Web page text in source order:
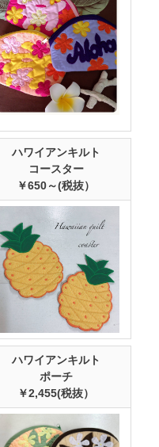
ハワイアンキルト
コースター
￥650～(税抜）
ハワイアンキルト
ポーチ
￥2,455(税抜）